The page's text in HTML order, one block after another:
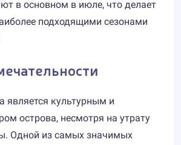
в основном в июле, что делает
подходящими сезонами
является культурным и
острова, несмотря на утрату
Одной из самых значимых